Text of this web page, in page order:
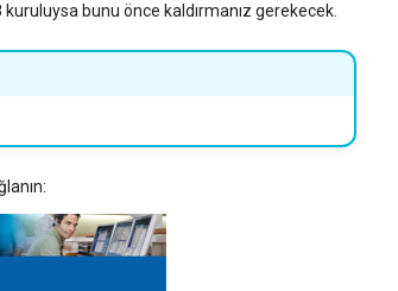
bunu önce kaldırmanız gerekecek.